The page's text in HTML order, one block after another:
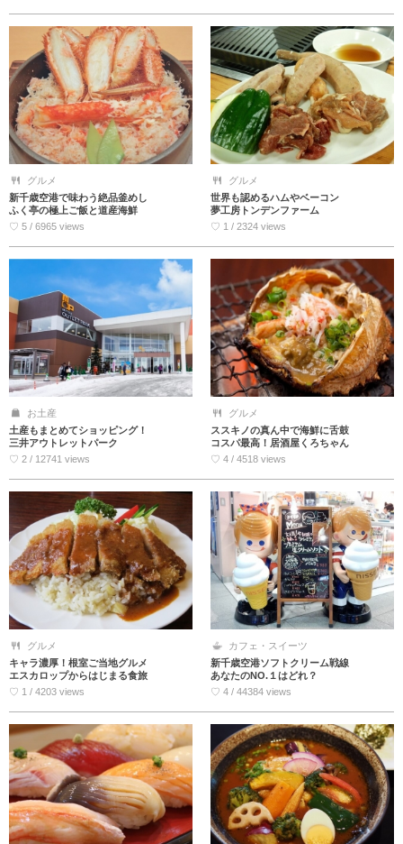
グルメ
新千歳空港で味わう絶品釜めし
ふく亭の極上ご飯と道産海鮮
♡ 5 / 6965 views
グルメ
世界も認めるハムやベーコン
夢工房トンデンファーム
♡ 1 / 2324 views
お土産
土産もまとめてショッピング！
三井アウトレットパーク
♡ 2 / 12741 views
グルメ
ススキノの真ん中で海鮮に舌鼓
コスパ最高！居酒屋くろちゃん
♡ 4 / 4518 views
グルメ
キャラ濃厚！根室ご当地グルメ
エスカロップからはじまる食旅
♡ 1 / 4203 views
カフェ・スイーツ
新千歳空港ソフトクリーム戦線
あなたのNO.１はどれ？
♡ 4 / 44384 views